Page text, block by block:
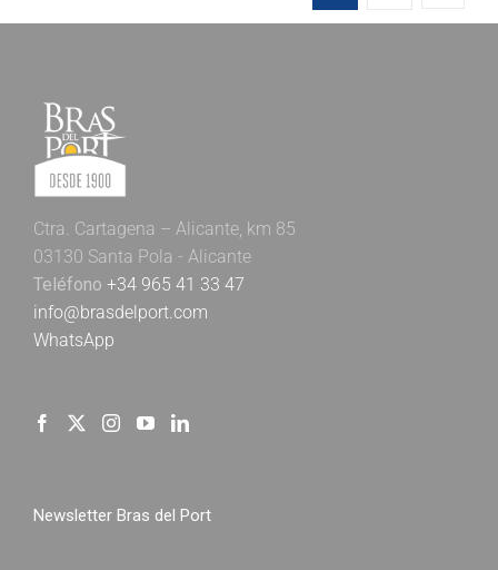
Ctra. Cartagena – Alicante, km 85
03130 Santa Pola - Alicante
Teléfono +34 965 41 33 47
info@brasdelport.com
WhatsApp
Newsletter Bras del Port